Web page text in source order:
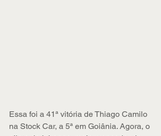
Essa foi a 41ª vitória de Thiago Camilo
na Stock Car, a 5ª em Goiânia. Agora, o